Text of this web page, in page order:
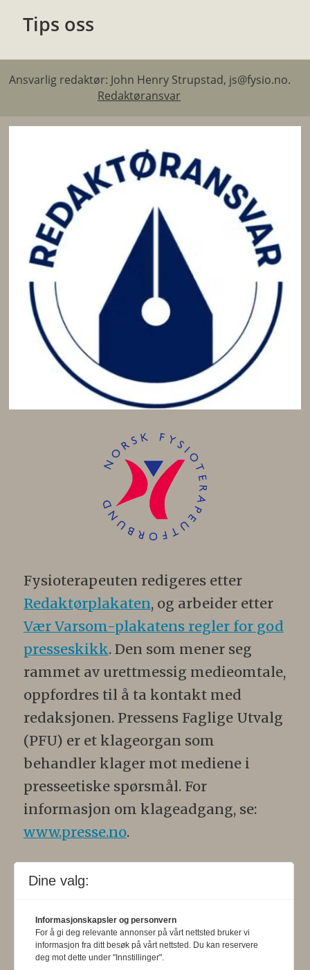
Tips oss
Ansvarlig redaktør: John Henry Strupstad, js@fysio.no.
Redaktøransvar
Fysioterapeuten redigeres etter
Redaktørplakaten, og arbeider etter
Vær Varsom-plakatens regler for god
presseskikk. Den som mener seg
rammet av urettmessig medieomtale,
oppfordres til å ta kontakt med
redaksjonen. Pressens Faglige Utvalg
(PFU) er et klageorgan som
behandler klager mot mediene i
presseetiske spørsmål. For
informasjon om klageadgang, se:
www.presse.no.
skal gjennom en saklig og fri
informasjons- og opinionsformidling
bidra til at fysioterapifaget utvikler
seg i samsvar med samfunnets og
Dine valg:
Informasjonskapsler og personvern
For å gi deg relevante annonser på vårt nettsted bruker vi
informasjon fra ditt besøk på vårt nettsted. Du kan reservere
deg mot dette under "Innstillinger".